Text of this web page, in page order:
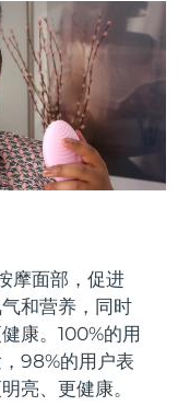
摩面部，促进
和营养，同时
康。100%的用
98%的用户表
亮、更健康。
預計送達日期 8/9/26
預計送達日期
預計送達日期8/9/26
預計送達日期8/14/26
預計送達日期8/10/26
預計送達日期8/10/26
預計送達日期8/9/26